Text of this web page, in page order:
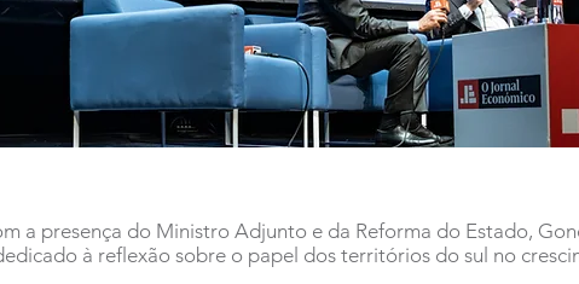
a presença do Ministro Adjunto e da Reforma do Estado,
à reflexão sobre o papel dos territórios do sul no